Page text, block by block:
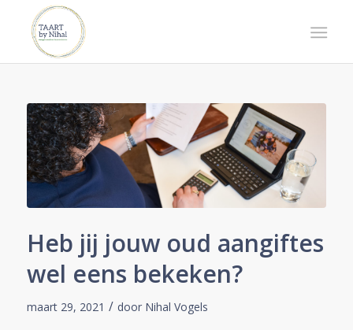
Heb jij jouw oud aangiftes
wel eens bekeken?
maart 29, 2021 / door Nihal Vogels